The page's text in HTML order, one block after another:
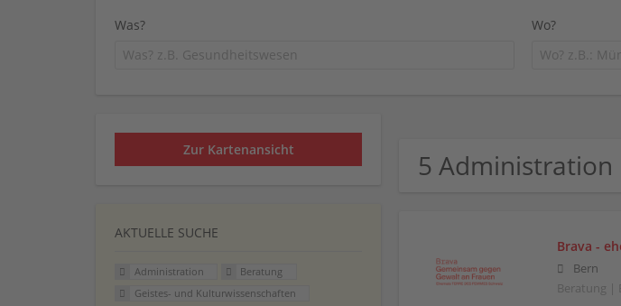
Was? Wo?
5
Brava -
Bern
Beratung |
Zur Kartenansicht
AKTUELLE SUCHE
Administration
Beratung
Geistes- und Kulturwissenschaften